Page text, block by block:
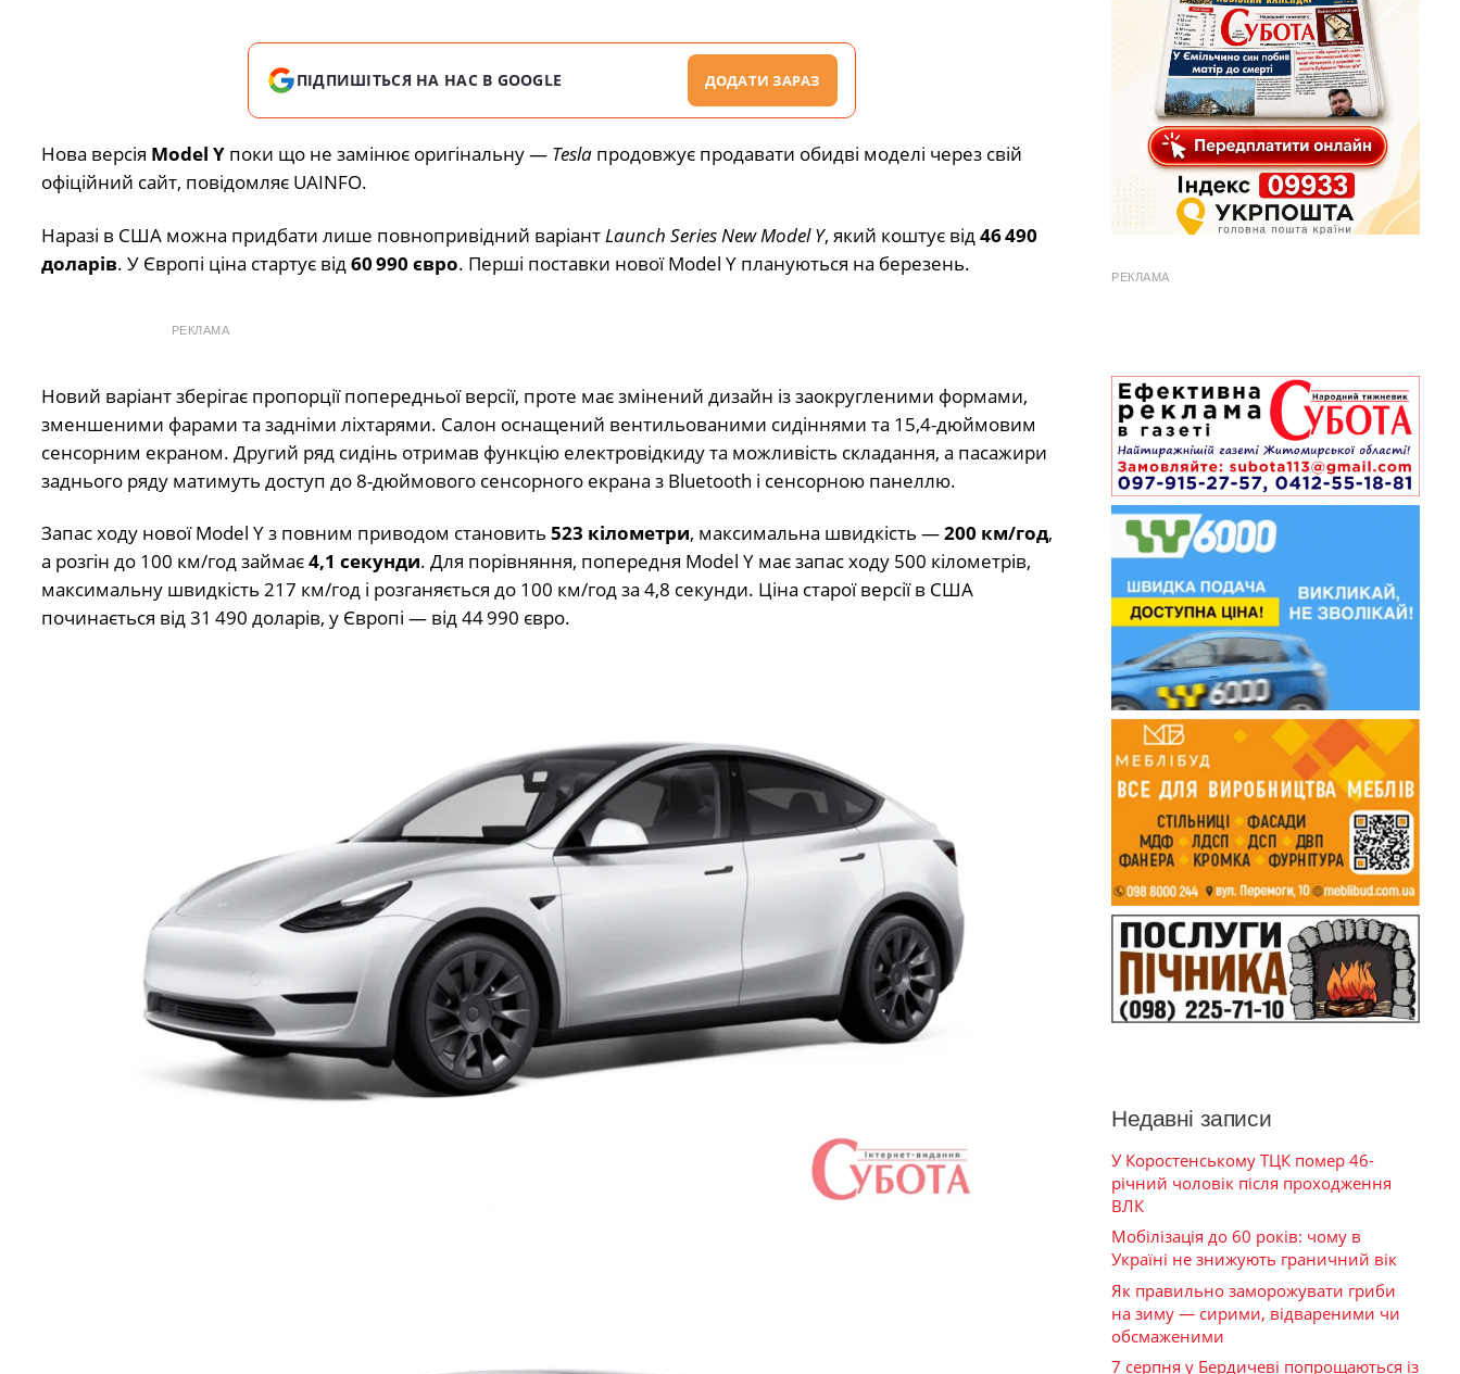
ПІДПИШІТЬСЯ НА НАС В GOOGLE ДОДАТИ ЗАРАЗ
Нова версія Model Yпоки що не замінює оригінальну — Teslaпродовжує продавати обидві моделі через свій
офіційний сайт, повідомляє UAINFO.
Наразі в США можна придбати лише повнопривідний варіантLaunch Series New Model Y, який коштує від46 490
доларів. У Європі ціна стартує від60 990 євро. Перші поставки нової Model Y плануються на березень.
РЕКЛАМА
Новий варіант зберігає пропорції попередньої версії, проте має змінений дизайн із заокругленими формами,
зменшеними фарами та задніми ліхтарями. Салон оснащений вентильованими сидіннями та 15,4-дюймовим
сенсорним екраном. Другий ряд сидінь отримав функцію електровідкиду та можливість складання, а пасажири
заднього ряду матимуть доступ до 8-дюймового сенсорного екрана з Bluetooth і сенсорною панеллю.
Запас ходу нової Model Y з повним приводом становить 523 кілометри, максимальна швидкість —200 км/год,
а розгін до 100 км/год займає4,1 секунди. Для порівняння, попередня Model Y має запас ходу 500 кілометрів,
максимальну швидкість 217 км/год і розганяється до 100 км/год за 4,8 секунди. Ціна старої версії в США
починається від 31 490 доларів, у Європі — від 44 990 євро.
РЕКЛАМА
Недавні записи
У Коростенському ТЦК помер 46-
річний чоловік після проходження
ВЛК
Мобілізація до 60 років: чому в
Україні не знижують граничний вік
Як правильно заморожувати гриби
на зиму — сирими, відвареними чи
обсмаженими
7 серпня у Бердичеві попрощаються із